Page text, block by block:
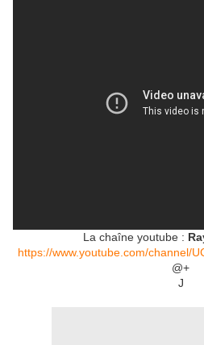
La chaîne youtube :
https://www.youtube.com/channel/
@+
J